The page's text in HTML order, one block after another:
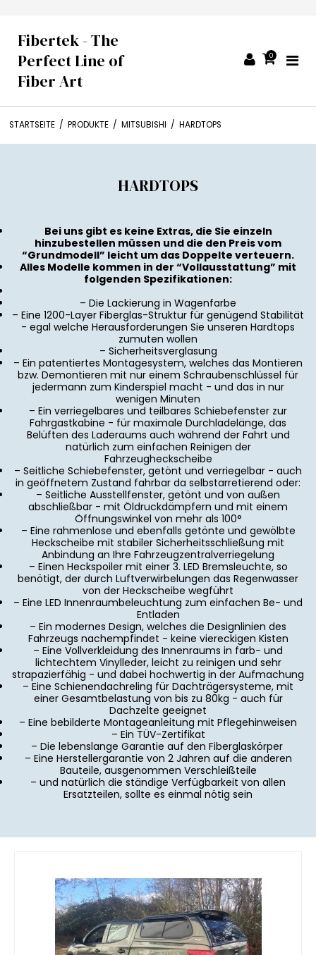
Fibertek - The
Perfect Line of
Fiber Art
0
STARTSEITE / PRODUKTE / MITSUBISHI / HARDTOPS
HARDTOPS
Bei uns gibt es keine Extras, die Sie einzeln
hinzubestellen müssen und die den Preis vom
“Grundmodell” leicht um das Doppelte verteuern.
Alles Modelle kommen in der “Vollausstattung” mit
folgenden Spezifikationen:
– Die Lackierung in Wagenfarbe
– Eine 1200-Layer Fiberglas-Struktur für genügend Stabilität
- egal welche Herausforderungen Sie unseren Hardtops
zumuten wollen
– Sicherheitsverglasung
– Ein patentiertes Montagesystem, welches das Montieren
bzw. Demontieren mit nur einem Schraubenschlüssel für
jedermann zum Kinderspiel macht - und das in nur
wenigen Minuten
– Ein verriegelbares und teilbares Schiebefenster zur
Fahrgastkabine - für maximale Durchladelänge, das
Belüften des Laderaums auch während der Fahrt und
natürlich zum einfachen Reinigen der
Fahrzeugheckscheibe
– Seitliche Schiebefenster, getönt und verriegelbar - auch
in geöffnetem Zustand fahrbar da selbstarretierend oder:
– Seitliche Ausstellfenster, getönt und von außen
abschließbar - mit Öldruckdämpfern und mit einem
Öffnungswinkel von mehr als 100°
– Eine rahmenlose und ebenfalls getönte und gewölbte
Heckscheibe mit stabiler Sicherheitsschließung mit
Anbindung an Ihre Fahrzeugzentralverriegelung
– Einen Heckspoiler mit einer 3. LED Bremsleuchte, so
benötigt, der durch Luftverwirbelungen das Regenwasser
von der Heckscheibe wegführt
– Eine LED Innenraumbeleuchtung zum einfachen Be- und
Entladen
– Ein modernes Design, welches die Designlinien des
Fahrzeugs nachempfindet - keine viereckigen Kisten
– Eine Vollverkleidung des Innenraums in farb- und
lichtechtem Vinylleder, leicht zu reinigen und sehr
strapazierfähig - und dabei hochwertig in der Aufmachung
– Eine Schienendachreling für Dachträgersysteme, mit
einer Gesamtbelastung von bis zu 80kg - auch für
Dachzelte geeignet
– Eine bebilderte Montageanleitung mit Pflegehinweisen
– Ein TÜV-Zertifikat
– Die lebenslange Garantie auf den Fiberglaskörper
– Eine Herstellergarantie von 2 Jahren auf die anderen
Bauteile, ausgenommen Verschleißteile
– und natürlich die ständige Verfügbarkeit von allen
Ersatzteilen, sollte es einmal nötig sein